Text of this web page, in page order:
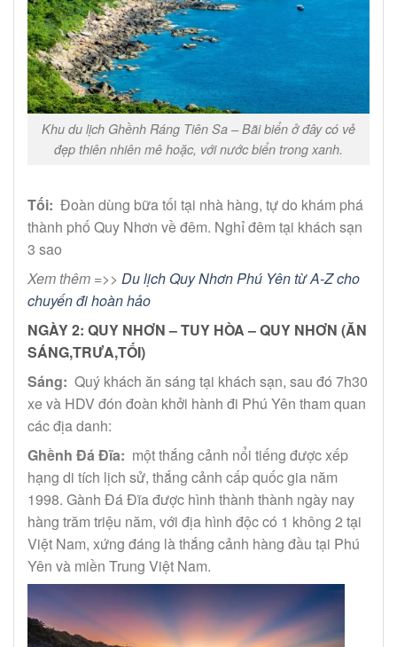
Khu du lịch Ghềnh Ráng Tiên Sa – Bãi biển ở đây có vẻ
đẹp thiên nhiên mê hoặc, với nước biển trong xanh.
Tối: Đoàn dùng bữa tối tại nhà hàng, tự do khám phá
thành phố Quy Nhơn về đêm. Nghỉ đêm tại khách sạn
3 sao
Xem thêm =>> Du lịch Quy Nhơn Phú Yên từ A-Z cho
chuyến đi hoàn hảo
NGÀY 2: QUY NHƠN – TUY HÒA – QUY NHƠN (ĂN
SÁNG,TRƯA,TỐI)
Sáng: Quý khách ăn sáng tại khách sạn, sau đó 7h30
xe và HDV đón đoàn khởi hành đi Phú Yên tham quan
các địa danh:
Ghềnh Đá Đĩa: một thắng cảnh nổi tiếng được xếp
hạng di tích lịch sử, thắng cảnh cấp quốc gia năm
1998. Gành Đá Đĩa được hình thành thành ngày nay
hàng trăm triệu năm, với địa hình độc có 1 không 2 tại
Việt Nam, xứng đáng là thắng cảnh hàng đầu tại Phú
Yên và miền Trung Việt Nam.